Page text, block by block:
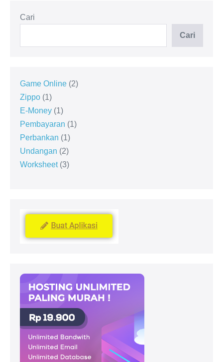
Cari
Cari
Game Online 2
Zippo 1
E-Money 1
Pembayaran
1
Perbankan
1
Undangan
2
Worksheet 3